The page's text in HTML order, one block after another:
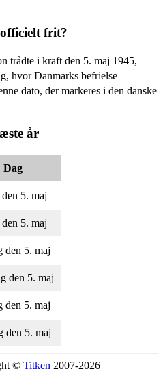
frit?
trådte i kraft den 5. maj 1945,
hvor Danmarks befrielse
dato, der markeres i den danske
år
Dag
5. maj
5. maj
den 5. maj
den 5. maj
den 5. maj
den 5. maj
© Titken 2007-2026